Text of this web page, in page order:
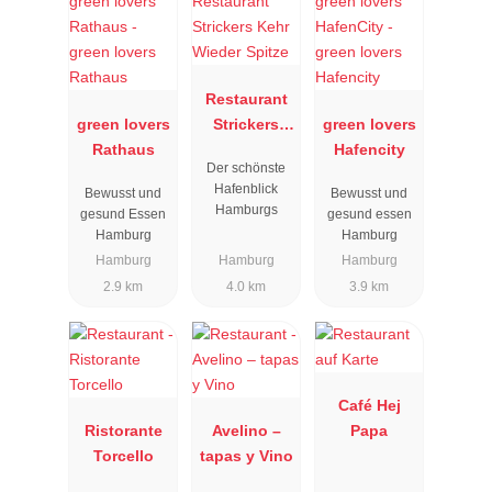
green lovers
Rathaus
Bewusst und
gesund Essen
Hamburg
Hamburg
2.9 km
Restaurant
Strickers
Spitze
Der schönste
Hafenblick
Hamburgs
Hamburg
4.0 km
green lovers
Hafencity
Bewusst und
gesund essen
Hamburg
Hamburg
3.9 km
Ristorante
Torcello
Avelino –
tapas y Vino
Café Hej
Papa